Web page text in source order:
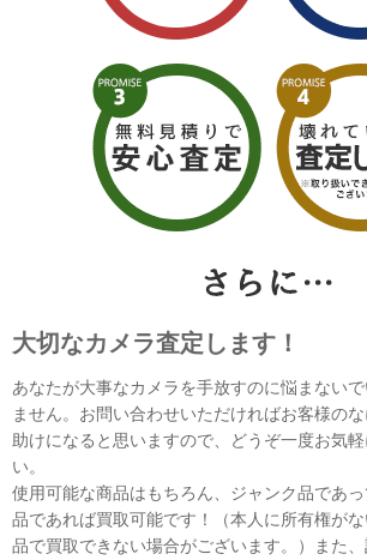
大切なカメラ査定します！
あなたが大事なカメラを手放すのに悩まない
ません。お問い合わせいただければお客様の
助けになると思いますので、どうぞ一度お気
い。
使用可能な商品はもちろん、ジャンク品であ
品であれば買取可能です！（本人に所有権が
品で買取できない場合がございます。）また